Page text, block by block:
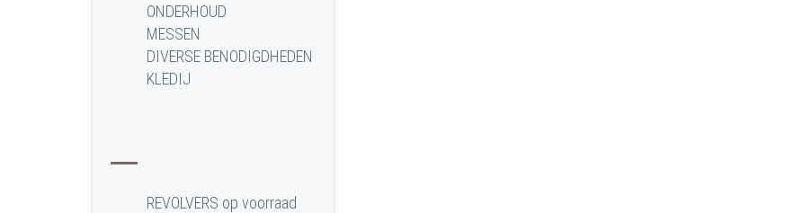
ONDERHOUD
MESSEN
DIVERSE BENODIGDHEDEN
KLEDIJ
REVOLVERS op voorraad